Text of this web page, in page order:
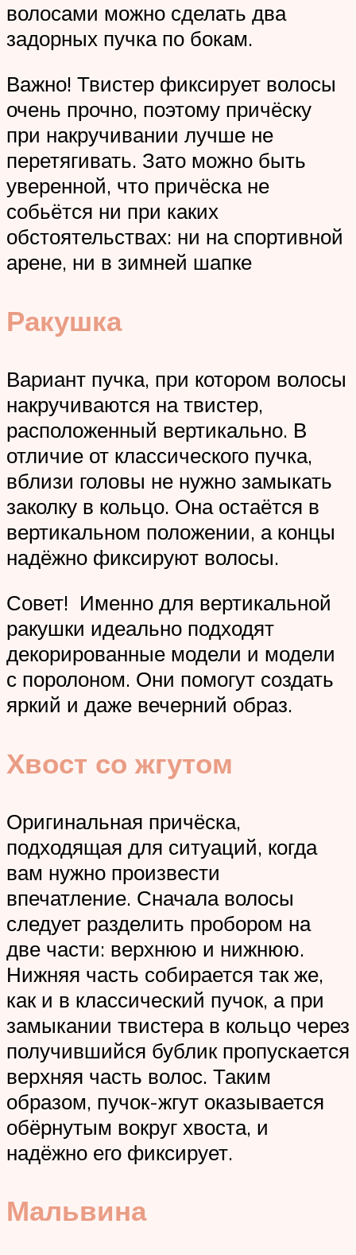
волосами можно сделать два
задорных пучка по бокам.
Важно! Твистер фиксирует волосы
очень прочно, поэтому причёску
при накручивании лучше не
перетягивать. Зато можно быть
уверенной, что причёска не
собьётся ни при каких
обстоятельствах: ни на спортивной
арене, ни в зимней шапке
Ракушка
Вариант пучка, при котором волосы
накручиваются на твистер,
расположенный вертикально. В
отличие от классического пучка,
вблизи головы не нужно замыкать
заколку в кольцо. Она остаётся в
вертикальном положении, а концы
надёжно фиксируют волосы.
Совет! Именно для вертикальной
ракушки идеально подходят
декорированные модели и модели
с поролоном. Они помогут создать
яркий и даже вечерний образ.
Хвост со жгутом
Оригинальная причёска,
подходящая для ситуаций, когда
вам нужно произвести
впечатление. Сначала волосы
следует разделить пробором на
две части: верхнюю и нижнюю.
Нижняя часть собирается так же,
как и в классический пучок, а при
замыкании твистера в кольцо через
получившийся бублик пропускается
верхняя часть волос. Таким
образом, пучок-жгут оказывается
обёрнутым вокруг хвоста, и
надёжно его фиксирует.
Мальвина